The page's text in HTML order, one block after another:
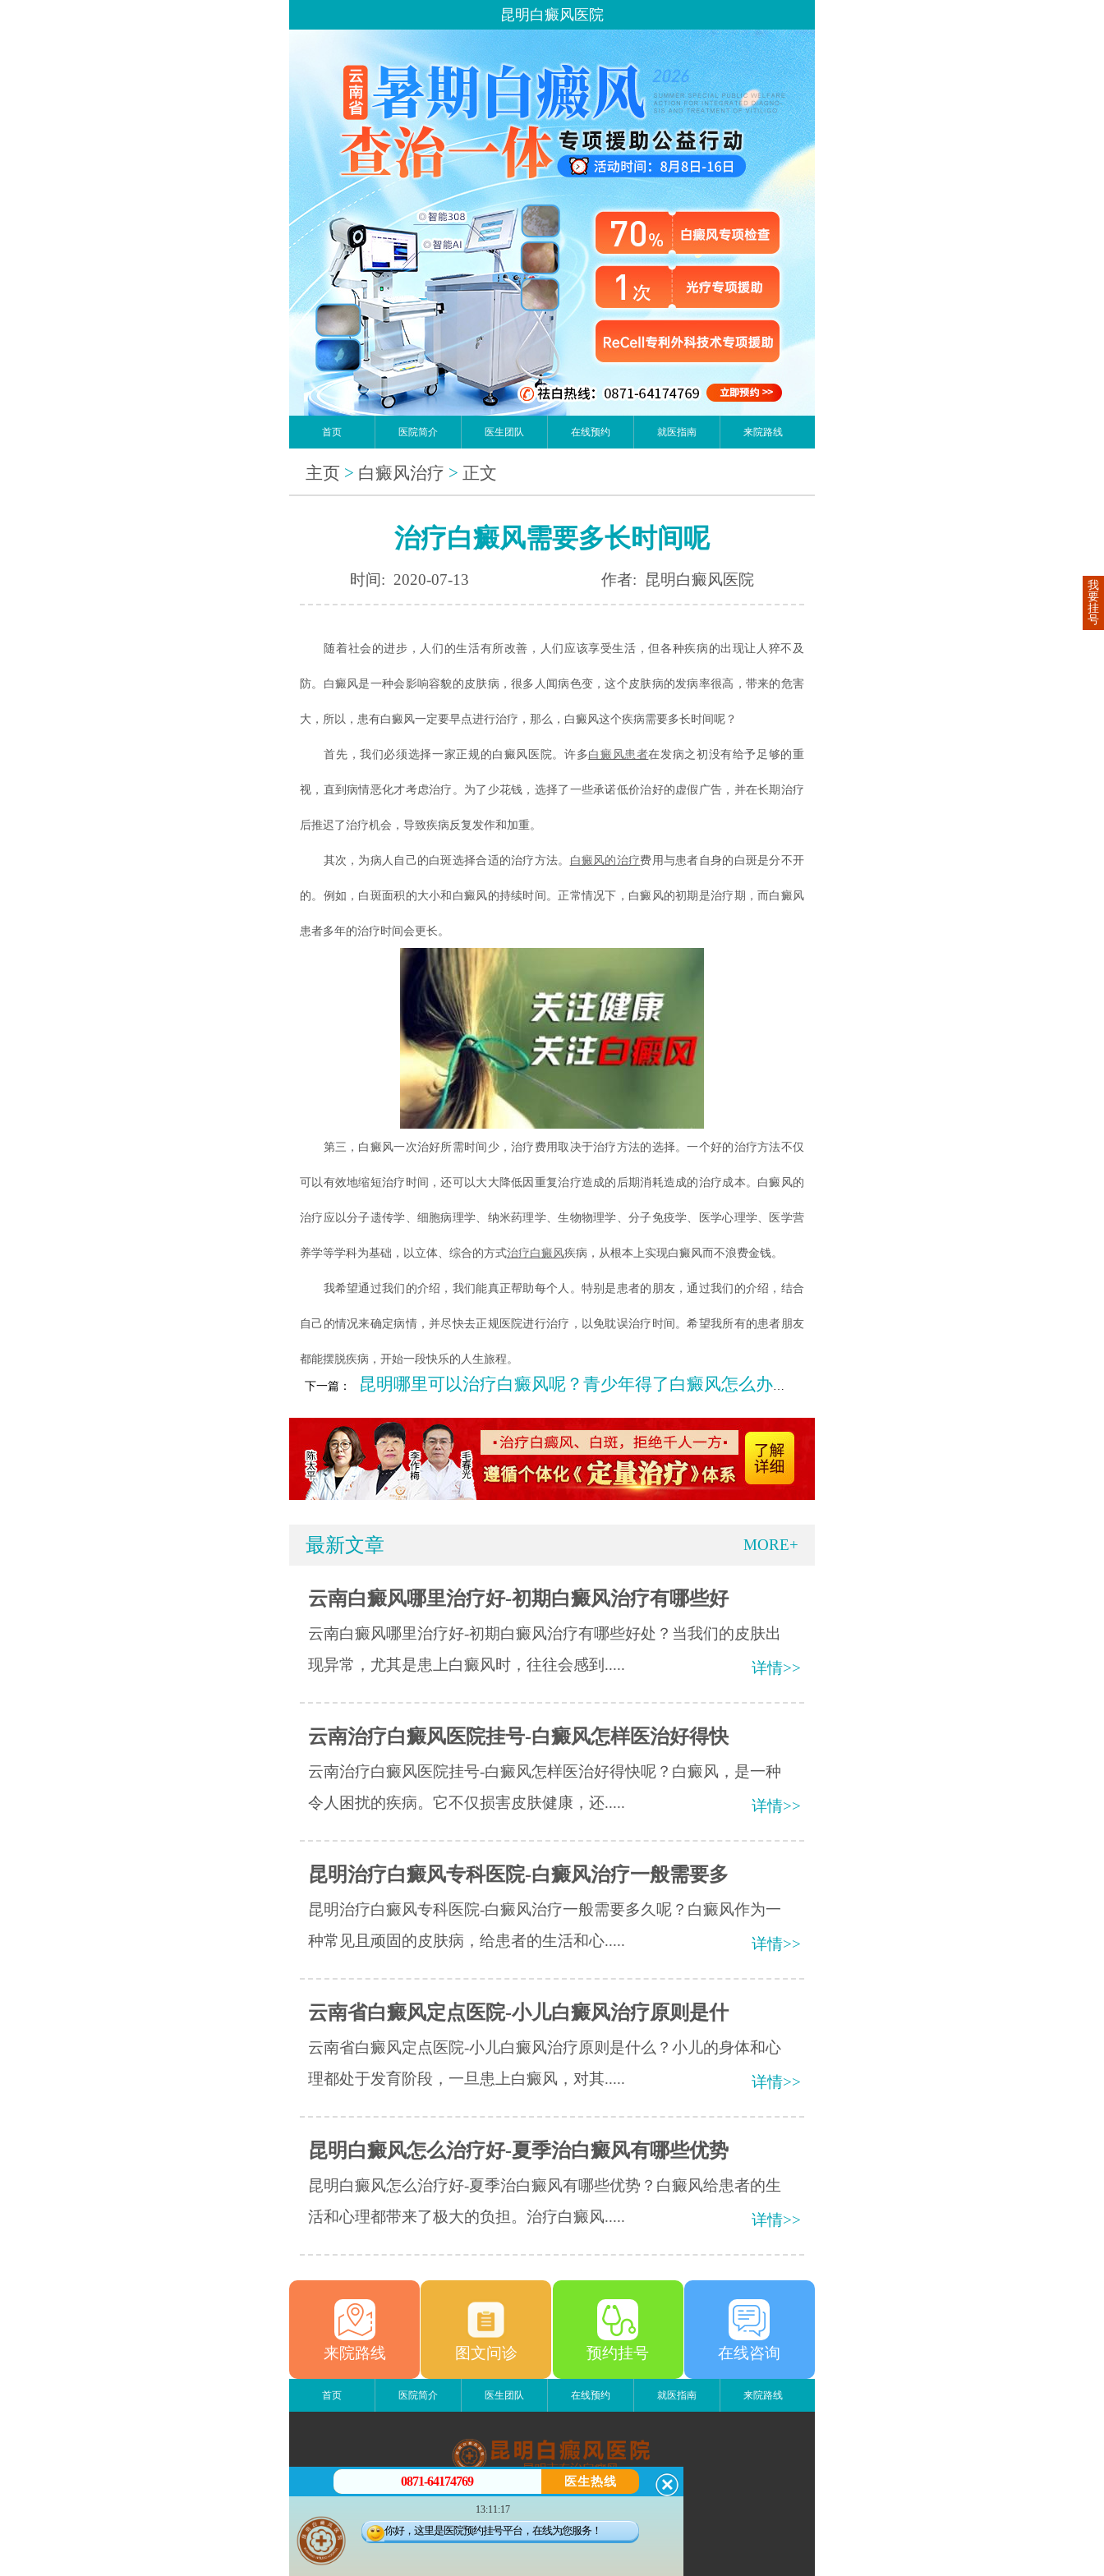
昆明白癜风医院
首页 医院简介 医生团队 在线预约 就医指南 来院路线
主页 > 白癜风治疗 > 正文
治疗白癜风需要多长时间呢
时间: 2020-07-13 作者: 昆明白癜风医院
随着社会的进步，人们的生活有所改善，人们应该享受生活，但各种疾病的出现让人猝不及
防。白癜风是一种会影响容貌的皮肤病，很多人闻病色变，这个皮肤病的发病率很高，带来的危害
大，所以，患有白癜风一定要早点进行治疗，那么，白癜风这个疾病需要多长时间呢？
首先，我们必须选择一家正规的白癜风医院。许多白癜风患者在发病之初没有给予足够的重
视，直到病情恶化才考虑治疗。为了少花钱，选择了一些承诺低价治好的虚假广告，并在长期治疗
后推迟了治疗机会，导致疾病反复发作和加重。
其次，为病人自己的白斑选择合适的治疗方法。 白癜风的治疗费用与患者自身的白斑是分不开
的。例如，白斑面积的大小和白癜风的持续时间。正常情况下，白癜风的初期是治疗期，而白癜风
患者多年的治疗时间会更长。
第三，白癜风一次治好所需时间少，治疗费用取决于治疗方法的选择。一个好的治疗方法不仅
可以有效地缩短治疗时间，还可以大大降低因重复治疗造成的后期消耗造成的治疗成本。白癜风的
治疗应以分子遗传学、细胞病理学、纳米药理学、生物物理学、分子免疫学、医学心理学、医学营
养学等学科为基础，以立体、综合的方式治疗白癜风疾病，从根本上实现白癜风而不浪费金钱。
我希望通过我们的介绍，我们能真正帮助每个人。特别是患者的朋友，通过我们的介绍，结合
自己的情况来确定病情，并尽快去正规医院进行治疗，以免耽误治疗时间。希望我所有的患者朋友
都能摆脱疾病，开始一段快乐的人生旅程。
下一篇： 昆明哪里可以治疗白癜风呢？青少年得了白癜风怎么办才好
最新文章 MORE+
云南白癜风哪里治疗好-初期白癜风治疗有哪些好
云南白癜风哪里治疗好-初期白癜风治疗有哪些好处？当我们的皮肤出
现异常，尤其是患上白癜风时，往往会感到.....
详情>>
云南治疗白癜风医院挂号-白癜风怎样医治好得快
云南治疗白癜风医院挂号-白癜风怎样医治好得快呢？白癜风，是一种
令人困扰的疾病。它不仅损害皮肤健康，还.....
详情>>
昆明治疗白癜风专科医院-白癜风治疗一般需要多
昆明治疗白癜风专科医院-白癜风治疗一般需要多久呢？白癜风作为一
种常见且顽固的皮肤病，给患者的生活和心.....
详情>>
云南省白癜风定点医院-小儿白癜风治疗原则是什
云南省白癜风定点医院-小儿白癜风治疗原则是什么？小儿的身体和心
理都处于发育阶段，一旦患上白癜风，对其.....
详情>>
昆明白癜风怎么治疗好-夏季治白癜风有哪些优势
昆明白癜风怎么治疗好-夏季治白癜风有哪些优势？白癜风给患者的生
活和心理都带来了极大的负担。治疗白癜风.....
详情>>
来院路线 图文问诊 预约挂号 在线咨询
首页 医院简介 医生团队 在线预约 就医指南 来院路线
昆明白癜风医院
昆明市五华区护国路2号
版权所有：昆明白癜风医院
联系电话：0871-64174769
0871-64174769 医生热线
13:11:17
你好，这里是医院预约挂号平台，在线为您服务！
我
要
挂
号